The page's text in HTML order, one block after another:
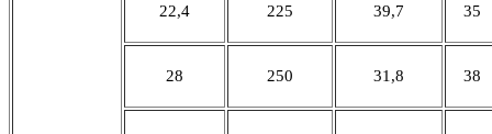
22,4 225 39,7 35
28 250 31,8 38